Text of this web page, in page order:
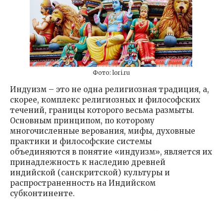
Фото: lori.ru
Индуизм – это не одна религиозная традиция, а,
скорее, комплекс религиозных и философских
течений, границы которого весьма размыты.
Основным принципом, по которому
многочисленные верования, мифы, духовные
практики и философские системы
объединяются в понятие «индуизм», является их
принадлежность к наследию древней
индийской (санскритской) культуры и
распространенность на Индийском
субконтиненте.